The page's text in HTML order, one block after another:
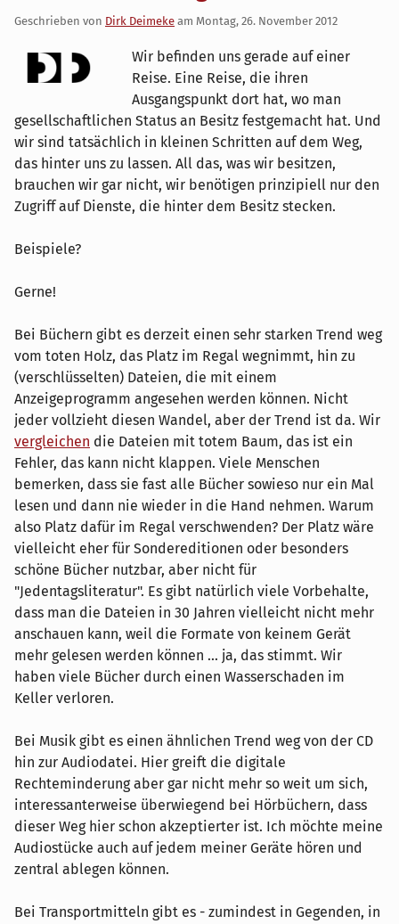
Geschrieben von Dirk Deimeke am Montag, 26. November 2012
Wir befinden uns gerade auf einer
Reise. Eine Reise, die ihren
Ausgangspunkt dort hat, wo man
gesellschaftlichen Status an Besitz festgemacht hat. Und
wir sind tatsächlich in kleinen Schritten auf dem Weg,
das hinter uns zu lassen. All das, was wir besitzen,
brauchen wir gar nicht, wir benötigen prinzipiell nur den
Zugriff auf Dienste, die hinter dem Besitz stecken.
Beispiele?
Gerne!
Bei Büchern gibt es derzeit einen sehr starken Trend weg
vom toten Holz, das Platz im Regal wegnimmt, hin zu
(verschlüsselten) Dateien, die mit einem
Anzeigeprogramm angesehen werden können. Nicht
jeder vollzieht diesen Wandel, aber der Trend ist da. Wir
vergleichen die Dateien mit totem Baum, das ist ein
Fehler, das kann nicht klappen. Viele Menschen
bemerken, dass sie fast alle Bücher sowieso nur ein Mal
lesen und dann nie wieder in die Hand nehmen. Warum
also Platz dafür im Regal verschwenden? Der Platz wäre
vielleicht eher für Sondereditionen oder besonders
schöne Bücher nutzbar, aber nicht für
"Jedentagsliteratur". Es gibt natürlich viele Vorbehalte,
dass man die Dateien in 30 Jahren vielleicht nicht mehr
anschauen kann, weil die Formate von keinem Gerät
mehr gelesen werden können ... ja, das stimmt. Wir
haben viele Bücher durch einen Wasserschaden im
Keller verloren.
Bei Musik gibt es einen ähnlichen Trend weg von der CD
hin zur Audiodatei. Hier greift die digitale
Rechteminderung aber gar nicht mehr so weit um sich,
interessanterweise überwiegend bei Hörbüchern, dass
dieser Weg hier schon akzeptierter ist. Ich möchte meine
Audiostücke auch auf jedem meiner Geräte hören und
zentral ablegen können.
Bei Transportmitteln gibt es - zumindest in Gegenden, in